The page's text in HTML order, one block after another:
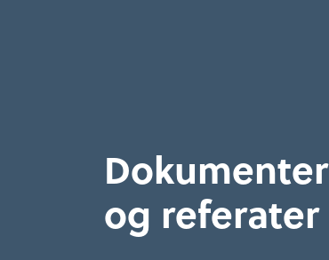
Dokumenter
og referater